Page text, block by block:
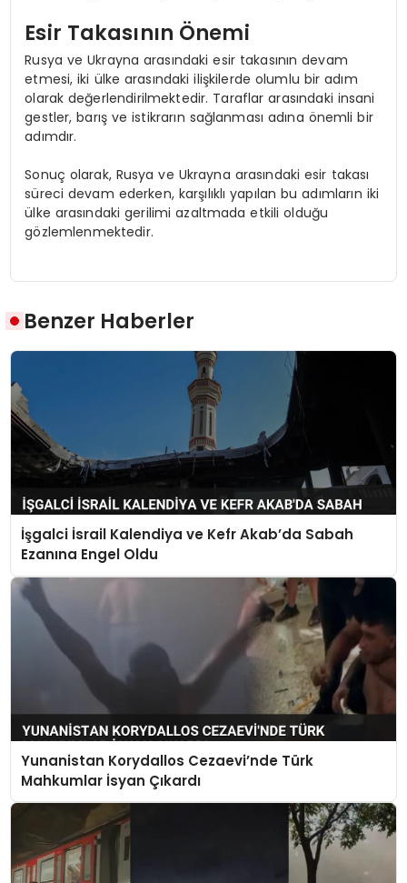
Esir Takasının Önemi
Rusya ve Ukrayna arasındaki esir takasının devam
etmesi, iki ülke arasındaki ilişkilerde olumlu bir adım
olarak değerlendirilmektedir. Taraflar arasındaki insani
gestler, barış ve istikrarın sağlanması adına önemli bir
adımdır.
Sonuç olarak, Rusya ve Ukrayna arasındaki esir takası
süreci devam ederken, karşılıklı yapılan bu adımların iki
ülke arasındaki gerilimi azaltmada etkili olduğu
gözlemlenmektedir.
Benzer Haberler
İşgalci İsrail Kalendiya ve Kefr Akab’da Sabah
Ezanına Engel Oldu
Yunanistan Korydallos Cezaevi’nde Türk
Mahkumlar İsyan Çıkardı